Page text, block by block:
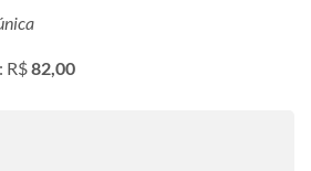
R$82,00